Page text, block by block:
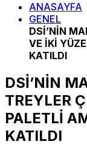
ANASAYFA
GENEL
DSİ’NİN
VE İKİ
KATILDI
DSİ’NİN
TREYLER
PALETLİ
KATILDI